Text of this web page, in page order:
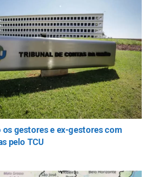
os gestores e ex-gestores com
pelo TCU